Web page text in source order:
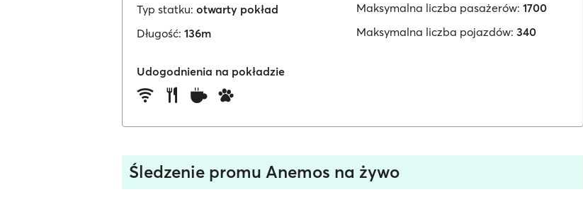
Typ statku: otwarty pokład
Długość: 136m
Maksymalna liczba pasażerów: 1700
Maksymalna liczba pojazdów: 340
Udogodnienia na pokładzie
Śledzenie promu Anemos na żywo